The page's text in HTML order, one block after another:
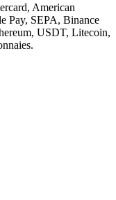
American
Pay, SEPA, Binance
USDT, Litecoin,